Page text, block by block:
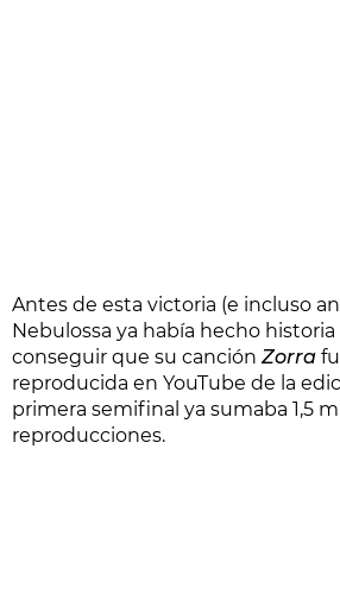
Antes de esta victoria (e incluso
Nebulossa ya había hecho historia
conseguir que su canción Zorra
reproducida en YouTube de la
primera semifinal ya sumaba 1,5
reproducciones.